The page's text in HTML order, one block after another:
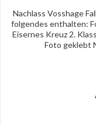
Nachlass Vosshage
folgendes enthalten:
Eisernes Kreuz 2.
Foto geklebt